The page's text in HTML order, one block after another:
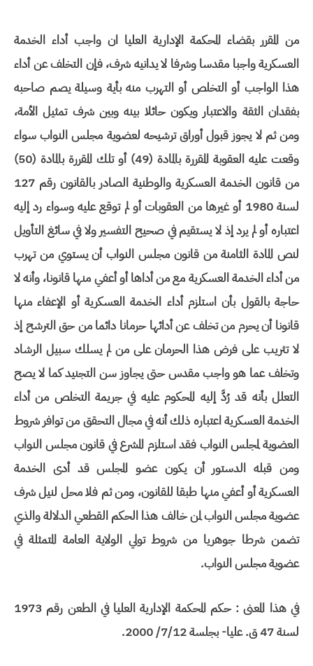
من المقرر بقضاء المحكمة الإدارية العليا ان واجب أداء الخدمة
العسكرية واجبا مقدسا وشرفا لا يدانيه شرف، فإن التخلف عن أداء
هذا الواجب أو التخلص أو التهرب منه بأية وسيلة يصم صاحبه
بفقدان الثقة والاعتبار ويكون حائلا بينه وبين شرف تمثيل الأمة،
ومن ثم لا يجوز قبول أوراق ترشيحه لعضوية مجلس النواب سواء
وقعت عليه العقوبة المقررة بالمادة (49) أو تلك المقررة بالمادة (50)
من قانون الخدمة العسكرية والوطنية الصادر بالقانون رقم 127
لسنة 1980 أو غيرها من العقوبات أو لم توقع عليه وسواء رد إليه
اعتباره أو لم يرد إذ لا يستقيم في صحيح التفسير ولا في سائغ التأويل
لنص المادة الثامنة من قانون مجلس النواب أن يستوي من تهرب
من أداء الخدمة العسكرية مع من أداها أو أعفي منها قانونا، وأنه لا
حاجة بالقول بأن استلزم أداء الخدمة العسكرية أو الإعفاء منها
قانونا أن يحرم من تخلف عن أدائها حرمانا دائما من حق الترشح إذ
لا تثريب على فرض هذا الحرمان على من لم يسلك سبيل الرشاد
وتخلف عما هو واجب مقدس حتى يجاوز سن التجنيد كما لا يصح
التعلل بأنه قد رُدَّ إليه المحكوم عليه في جريمة التخلص من أداء
الخدمة العسكرية اعتباره ذلك أنه في مجال التحقق من توافر شروط
العضوية لمجلس النواب فقد استلزم المشرع في قانون مجلس النواب
ومن قبله الدستور أن يكون عضو المجلس قد أدى الخدمة
العسكرية أو أعفي منها طبقا للقانون، ومن ثم فلا محل لنيل شرف
عضوية مجلس النواب لمن خالف هذا الحكم القطعي الدلالة والذي
تضمن شرطا جوهريا من شروط تولي الولاية العامة المتمثلة في
عضوية مجلس النواب.
في هذا المعنى : حكم المحكمة الإدارية العليا في الطعن رقم 1973
لسنة 47 ق. عليا- بجلسة 7/12/ 2000.